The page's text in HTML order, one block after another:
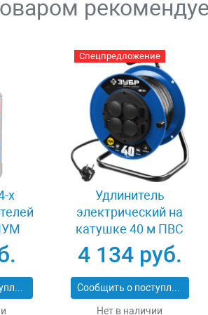
х
Сообщить о поступлении
Спецпредложение
Удлинитель
электрический на
катушке 40 м ПВС
3х1.5 кв мм 4 гнезда
Зубр 55081-40
4 134 руб.
Сообщить о поступлении
Нет в наличии